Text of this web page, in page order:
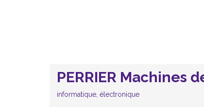
PERRIER Machines
informatique, électronique